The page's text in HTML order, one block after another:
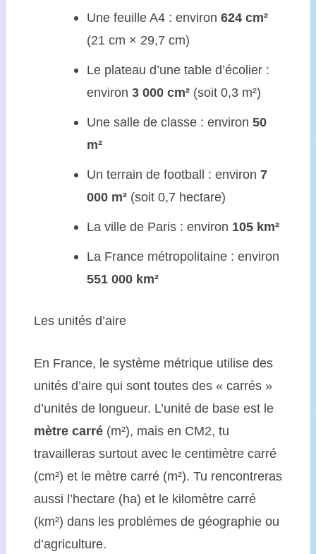
Une feuille A4 : environ 624 cm²
(21 cm × 29,7 cm)
Le plateau d’une table d’écolier :
environ 3 000 cm²(soit 0,3 m²)
Une salle de classe : environ 50
m²
Un terrain de football : environ 7
000 m²(soit 0,7 hectare)
La ville de Paris : environ 105 km²
La France métropolitaine : environ
551 000 km²
Les unités d’aire
En France, le système métrique utilise des
unités d’aire qui sont toutes des « carrés »
d’unités de longueur. L’unité de base est le
mètre carré(m²), mais en CM2, tu
travailleras surtout avec le centimètre carré
(cm²) et le mètre carré (m²). Tu rencontreras
aussi l’hectare (ha) et le kilomètre carré
(km²) dans les problèmes de géographie ou
d’agriculture.